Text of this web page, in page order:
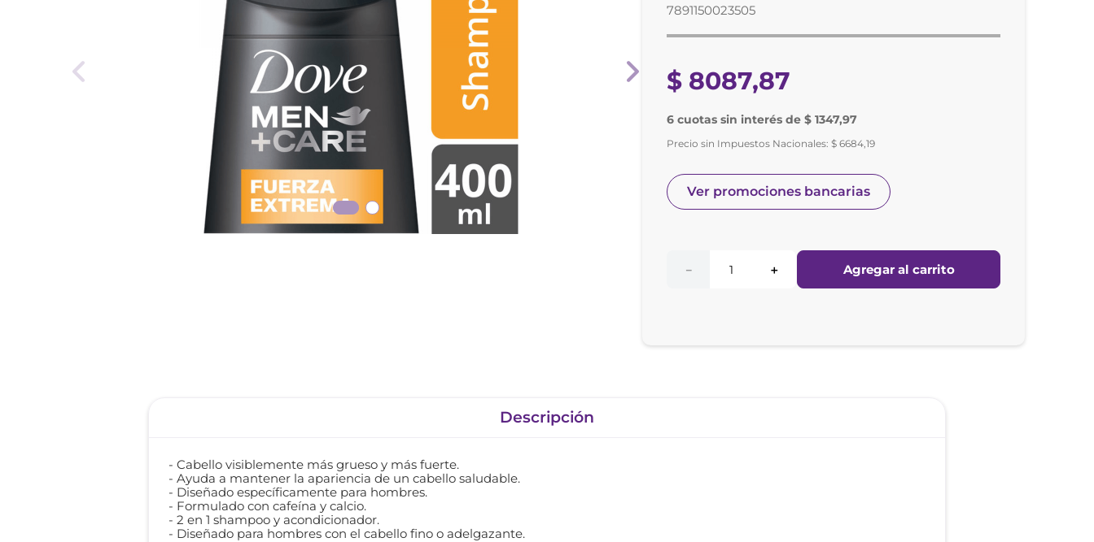
7891150023505
$ 8087,87
6 cuotas sin interés de $ 1347,97
Precio sin Impuestos Nacionales:$ 6684,19
Ver promociones bancarias
＋
－ Agregar al carrito
Descripción
- Cabello visiblemente más grueso y más fuerte.
- Ayuda a mantener la apariencia de un cabello saludable.
- Diseñado específicamente para hombres.
- Formulado con cafeína y calcio.
- 2 en 1 shampoo y acondicionador.
- Diseñado para hombres con el cabello fino o adelgazante.
máscara pestañas
retinol
tintura